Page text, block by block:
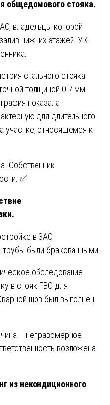
общедомового стояка.
владельцы которой
нижних этажей. УК
стального стояка
толщиной 0.7 мм
показала
для длительного
участке, относящемся к
Собственник
✅
в ЗАО.
были бракованными.
обследование
в стояк ГВС для
шов был выполнен
– неправомерное
возложена
из некондиционного